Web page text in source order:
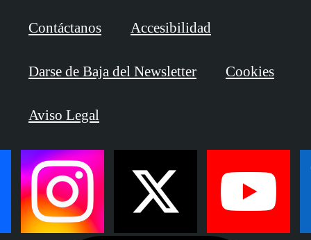
Contáctanos Accesibilidad
Darse de Baja del Newsletter Cookies
Aviso Legal